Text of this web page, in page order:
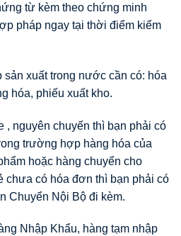
từ kèm theo chứng minh
pháp ngay tại thời điểm kiểm
xuất trong nước cần có: hóa
hóa, phiếu xuất kho.
, nguyên chuyến thì bạn phải có
trường hợp hàng hóa của
hoặc hàng chuyển cho
chưa có hóa đơn thì bạn phải có
Chuyển Nội Bộ đi kèm.
Nhập Khẩu, hàng tạm nhập